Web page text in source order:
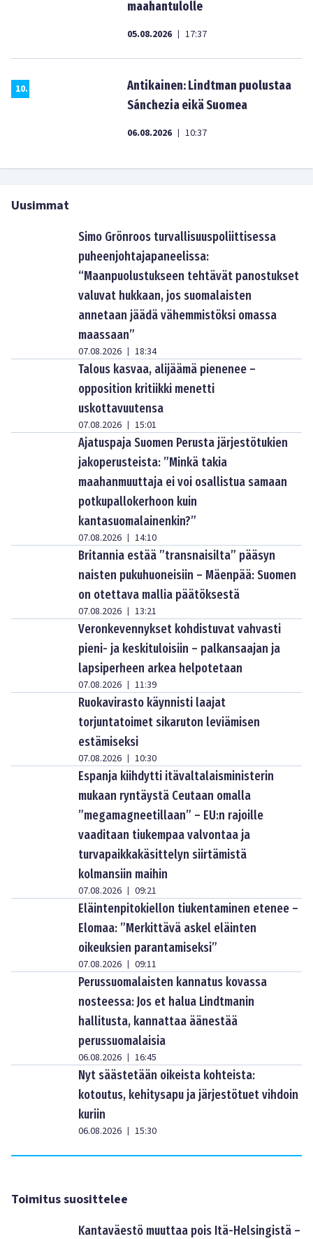
maahantulolle
05.08.2026 | 17:37
10.
Antikainen: Lindtman puolustaa
Sánchezia eikä Suomea
06.08.2026 | 10:37
Uusimmat
Simo Grönroos turvallisuuspoliittisessa
puheenjohtajapaneelissa:
“Maanpuolustukseen tehtävät panostukset
valuvat hukkaan, jos suomalaisten
annetaan jäädä vähemmistöksi omassa
maassaan”
07.08.2026 | 18:34
Talous kasvaa, alijäämä pienenee –
opposition kritiikki menetti
uskottavuutensa
07.08.2026 | 15:01
Ajatuspaja Suomen Perusta järjestötukien
jakoperusteista: ”Minkä takia
maahanmuuttaja ei voi osallistua samaan
potkupallokerhoon kuin
kantasuomalainenkin?”
07.08.2026 | 14:10
Britannia estää ”transnaisilta” pääsyn
naisten pukuhuoneisiin – Mäenpää: Suomen
on otettava mallia päätöksestä
07.08.2026 | 13:21
Veronkevennykset kohdistuvat vahvasti
pieni- ja keskituloisiin – palkansaajan ja
lapsiperheen arkea helpotetaan
07.08.2026 | 11:39
Ruokavirasto käynnisti laajat
torjuntatoimet sikaruton leviämisen
estämiseksi
07.08.2026 | 10:30
Espanja kiihdytti itävaltalaisministerin
mukaan ryntäystä Ceutaan omalla
”megamagneetillaan” – EU:n rajoille
vaaditaan tiukempaa valvontaa ja
turvapaikkakäsittelyn siirtämistä
kolmansiin maihin
07.08.2026 | 09:21
Eläintenpitokiellon tiukentaminen etenee –
Elomaa: ”Merkittävä askel eläinten
oikeuksien parantamiseksi”
07.08.2026 | 09:11
Perussuomalaisten kannatus kovassa
nosteessa: Jos et halua Lindtmanin
hallitusta, kannattaa äänestää
perussuomalaisia
06.08.2026 | 16:45
Nyt säästetään oikeista kohteista:
kotoutus, kehitysapu ja järjestötuet vihdoin
kuriin
06.08.2026 | 15:30
Toimitus suosittelee
Kantaväestö muuttaa pois Itä-Helsingistä –